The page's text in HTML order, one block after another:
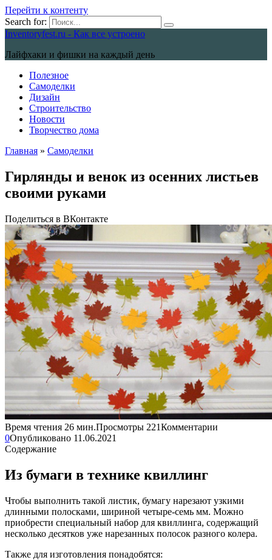
Перейти к контенту
Search for:
Inventoryfest.ru - Как все устроено
Лайфхаки и фишки на каждый день
Полезное
Самоделки
Дизайн
Строительство
Новости
Творчество дома
Главная » Самоделки
Гирлянды и венок из осенних листьев
своими руками
Поделиться в ВКонтакте
Время чтения 26 мин.Просмотры 221Комментарии
0Опубликовано 11.06.2021
Содержание
Из бумаги в технике квиллинг
Чтобы выполнить такой листик, бумагу нарезают узкими
длинными полосками, шириной четыре-семь мм. Можно
приобрести специальный набор для квиллинга, содержащий
несколько десятков уже нарезанных полосок разного колера.
Также для изготовления понадобятся: